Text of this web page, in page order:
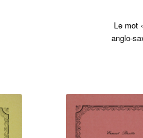
Le mot
anglo-